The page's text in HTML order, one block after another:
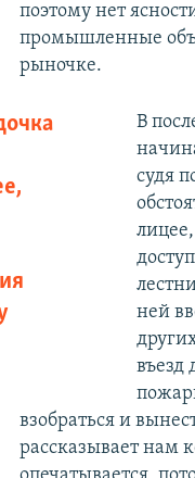
поэтому нет
промышленные
рыночке.
В
судя
ней
въезд
взобраться и
рассказывает нам